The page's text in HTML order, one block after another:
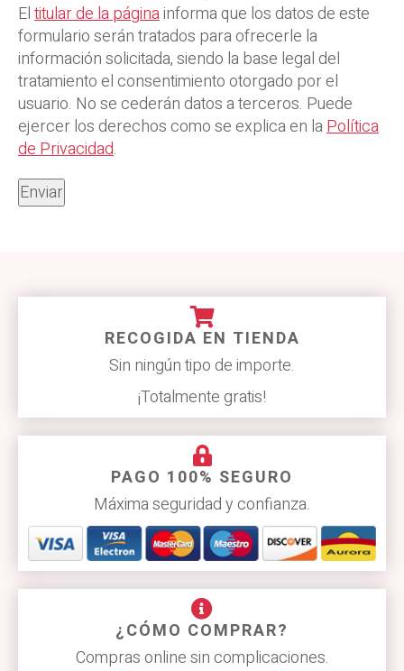
Eltitular de la páginainforma que los datos de este
formulario serán tratados para ofrecerle la
información solicitada, siendo la base legal del
tratamiento el consentimiento otorgado por el
usuario. No se cederán datos a terceros. Puede
ejercer los derechos como se explica en laPolítica
de Privacidad.
RECOGIDA EN TIENDA
Sin ningún tipo de importe.
¡Totalmente gratis!
PAGO 100% SEGURO
Máxima seguridad y confianza.
¿CÓMO COMPRAR?
Compras online sin complicaciones.